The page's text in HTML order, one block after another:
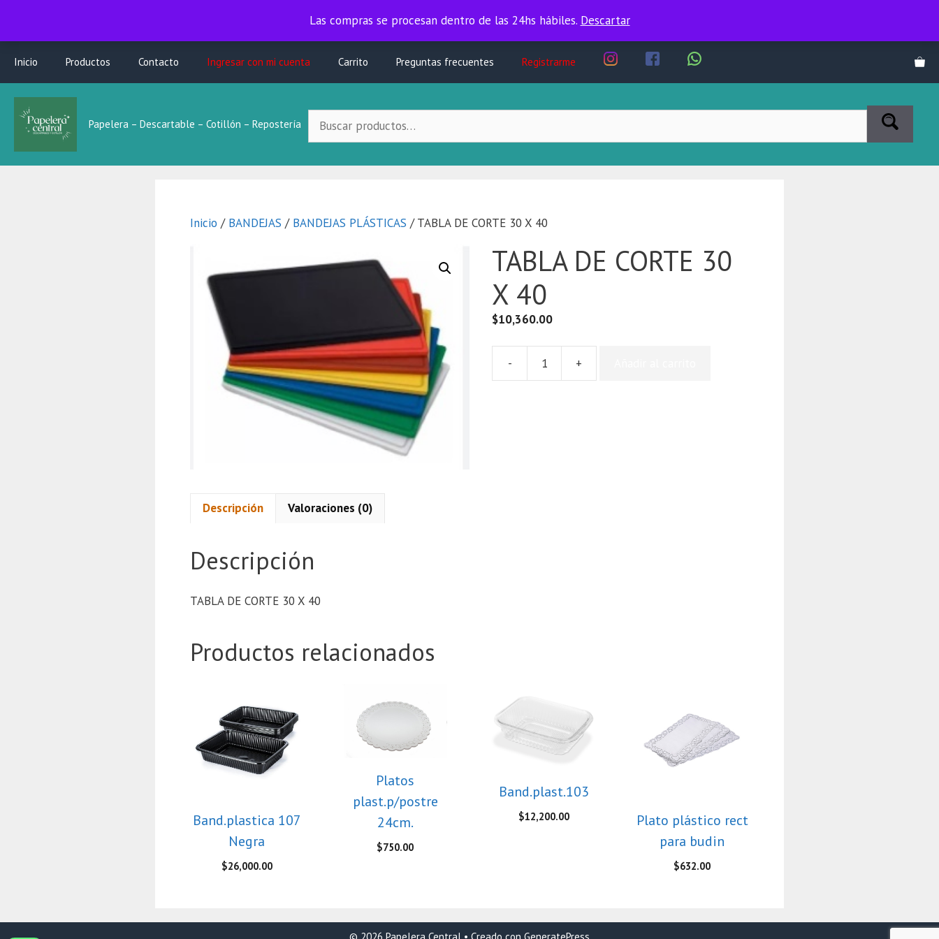
Las compras se procesan dentro de las 24hs hábiles.
Las compras se procesan dentro de las 24hs hábiles. Descartar
contenido
Inicio Productos Contacto Ingresar con mi cuenta Carrito Preguntas frecuentes Registrarme
Papelera – Descartable – Cotillón – Repostería
Buscar
Local:
Inicio / BANDEJAS / BANDEJAS PLÁSTICAS / TABLA DE CORTE 30 X 40
TABLA DE CORTE 30
X 40
$10,360.00
- +
Descripción Valoraciones (0)
Descripción
TABLA DE CORTE 30 X 40
Productos relacionados
Band.plastica 107
Negra
$26,000.00
Platos
plast.p/postre
24cm.
$750.00
Band.plast.103
$12,200.00
Plato plástico rect
para budin
$632.00